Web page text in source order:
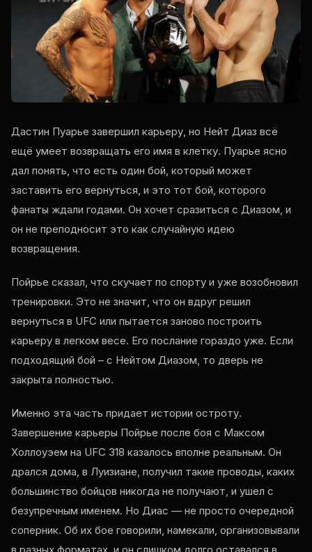
Дастин Пуарье завершил карьеру, но Нейт Диаз всё
ещё умеет возвращать его имя в клетку. Пуарье ясно
дал понять, что есть один бой, который может
заставить его вернуться, и это тот бой, которого
фанаты ждали годами. Он хочет сразиться с Диазом, и
он не преподносит это как случайную идею
возвращения.
Пойрье сказал, что скучает по спорту и уже возобновил
тренировки. Это не значит, что он вдруг решил
вернуться в UFC или пытается заново построить
карьеру в легком весе. Его послание гораздо уже. Если
подходящий бой – с Нейтом Диазом, то дверь не
закрыта полностью.
Именно эта часть придает истории остроту.
Завершение карьеры Пойрье после боя с Максом
Холлоуэем на UFC 318 казалось вполне реальным. Он
дрался дома, в Луизиане, получил такие проводы, каких
большинство бойцов никогда не получают, и ушел с
безупречным именем. Но Диас — не просто очередной
соперник. Об их бое говорили, намекали, организовывали
в разных форматах, и он слишком долго оставался в